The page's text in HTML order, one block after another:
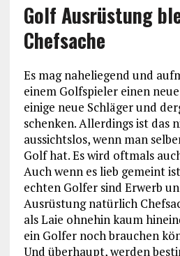
Golf Ausrüstung
Chefsache
Es mag naheliegend und
einem Golfspieler einen
einige neue Schläger und
schenken. Allerdings ist das
aussichtslos, wenn man
Golf hat. Es wird oftmals
Auch wenn es lieb gemeint
echten Golfer sind Erwerb
Ausrüstung natürlich
als Laie ohnehin kaum
ein Golfer noch brauchen
Und überhaupt, werden